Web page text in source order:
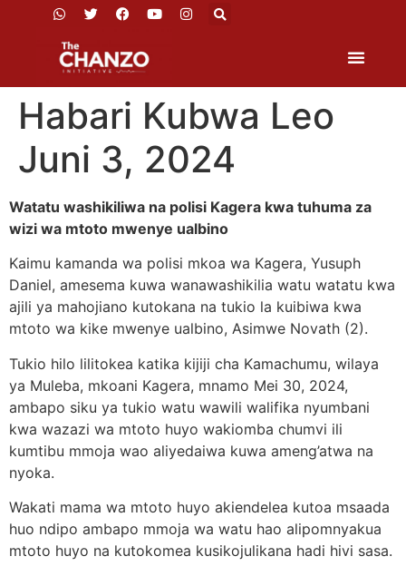
Habari Kubwa Leo
Juni 3, 2024
Watatu washikiliwa na polisi Kagera kwa tuhuma za
wizi wa mtoto mwenye ualbino
Kaimu kamanda wa polisi mkoa wa Kagera, Yusuph
Daniel, amesema kuwa wanawashikilia watu watatu kwa
ajili ya mahojiano kutokana na tukio la kuibiwa kwa
mtoto wa kike mwenye ualbino, Asimwe Novath (2).
Tukio hilo lilitokea katika kijiji cha Kamachumu, wilaya
ya Muleba, mkoani Kagera, mnamo Mei 30, 2024,
ambapo siku ya tukio watu wawili walifika nyumbani
kwa wazazi wa mtoto huyo wakiomba chumvi ili
kumtibu mmoja wao aliyedaiwa kuwa ameng’atwa na
nyoka.
Wakati mama wa mtoto huyo akiendelea kutoa msaada
huo ndipo ambapo mmoja wa watu hao alipomnyakua
mtoto huyo na kutokomea kusikojulikana hadi hivi sasa.